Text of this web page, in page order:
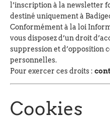
l’inscription à la newsletter
destiné uniquement à
Conformément à la loi
vous disposez d’un droit
suppression et d’opposition
personnelles.
Pour exercer ces droits :
Cookies